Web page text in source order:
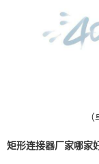
矩形连接器厂家哪家